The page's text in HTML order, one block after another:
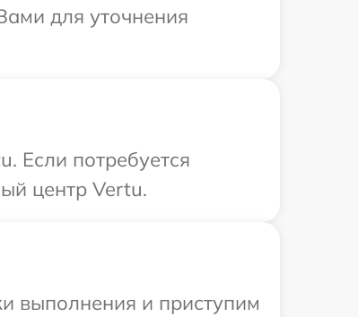
для уточнения
Если потребуется
центр Vertu.
выполнения и приступим